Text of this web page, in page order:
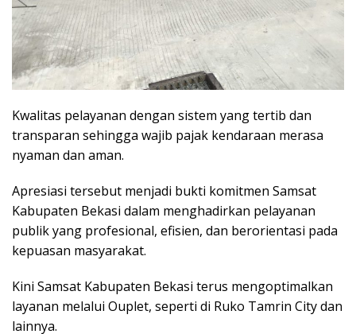
Kwalitas pelayanan dengan sistem yang tertib dan
transparan sehingga wajib pajak kendaraan merasa
nyaman dan aman.
Apresiasi tersebut menjadi bukti komitmen Samsat
Kabupaten Bekasi dalam menghadirkan pelayanan
publik yang profesional, efisien, dan berorientasi pada
kepuasan masyarakat.
Kini Samsat Kabupaten Bekasi terus mengoptimalkan
layanan melalui Ouplet, seperti di Ruko Tamrin City dan
lainnya.